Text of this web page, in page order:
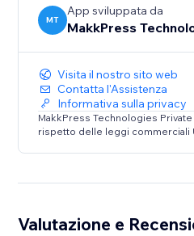
MT
App sviluppata da
MakkPress
Visita il nostro sito web
Contatta l'Assistenza
Informativa sulla privacy
MakkPress Technologies
rispetto delle leggi commerciali
Valutazione e